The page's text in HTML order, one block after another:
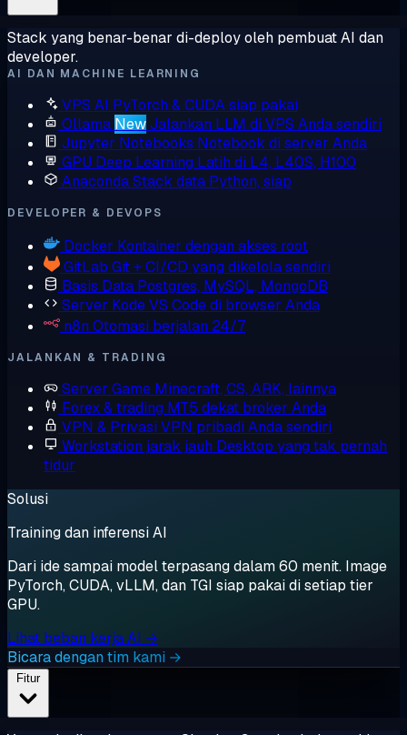
Stack yang benar-benar di-deploy oleh pembuat AI dan
developer.
AI DAN MACHINE LEARNING
VPS AI PyTorch & CUDA siap pakai
Ollama NewJalankan LLM di VPS Anda sendiri
Jupyter Notebooks Notebook di server Anda
GPU Deep Learning Latih di L4, L40S, H100
AnacondaStack data Python, siap
DEVELOPER & DEVOPS
Docker Kontainer dengan akses root
GitLab Git + CI/CD yang dikelola sendiri
Basis Data Postgres, MySQL, MongoDB
Server KodeVS Code di browser Anda
n8n Otomasi berjalan 24/7
JALANKAN & TRADING
Server Game Minecraft, CS, ARK, lainnya
Forex & trading MT5 dekat broker Anda
VPN & Privasi VPN pribadi Anda sendiri
Workstation jarak jauh Desktop yang tak pernah
tidur
Solusi
Training dan inferensi AI
Dari ide sampai model terpasang dalam 60 menit. Image
PyTorch, CUDA, vLLM, dan TGI siap pakai di setiap tier
GPU.
Lihat beban kerja AI →
Bicara dengan tim kami →
Fitur